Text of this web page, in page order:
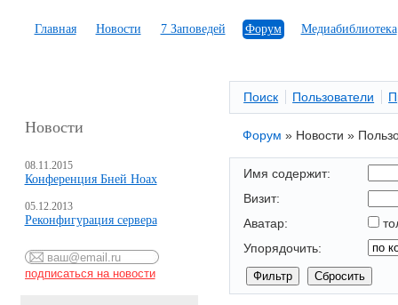
Главная Новости 7 Заповедей Форум Медиабиблиотека
Новости
08.11.2015
Конференция Бней Ноах
05.12.2013
Реконфигурация сервера
Поиск Пользователи
Форум » Новости »
Имя содержит:
Визит:
Аватар:
Упорядочить: